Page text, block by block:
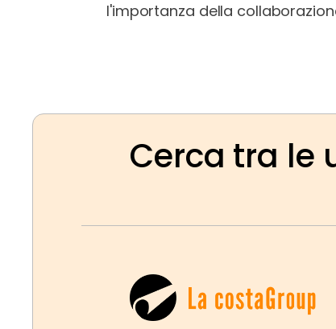
l'importanza della
Cerca tra le